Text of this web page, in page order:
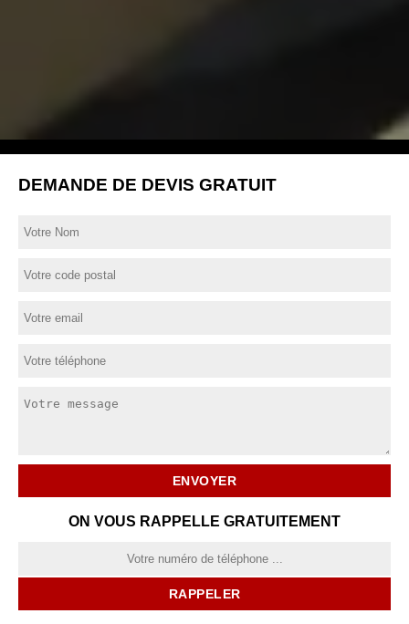
DEMANDE DE DEVIS GRATUIT
ON VOUS RAPPELLE GRATUITEMENT